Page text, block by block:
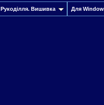
Рукоділля. Вишивка Для